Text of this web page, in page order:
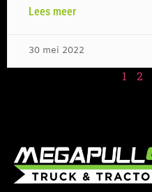
Lees meer
30 mei 2022
1 2